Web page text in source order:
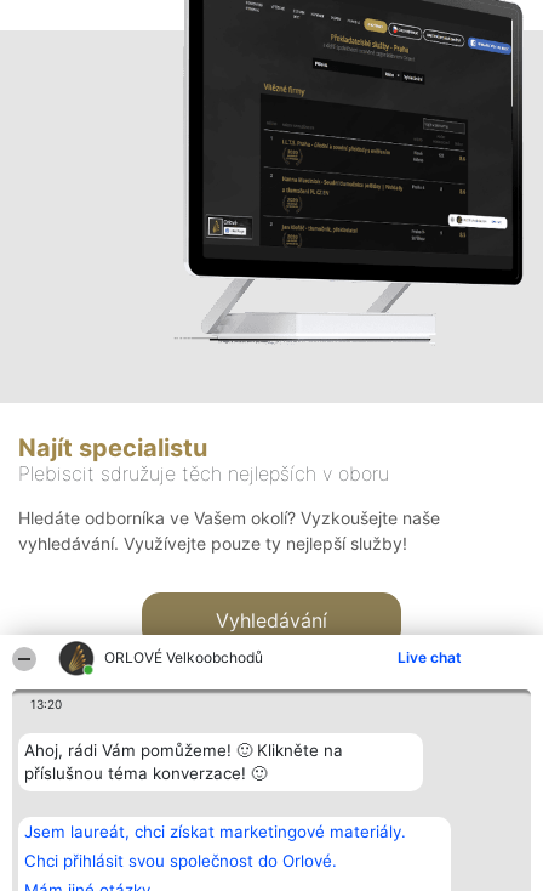
ORLOVÉ Velkoobchodů Live chat
13:20
Ahoj, rádi Vám pomůžeme! 🙂 Klikněte na
příslušnou téma konverzace! 🙂
Jsem laureát, chci získat marketingové materiály.
Chci přihlásit svou společnost do Orlové.
Najít specialistu
Plebiscit sdružuje těch nejlepších v oboru
Hledáte odborníka ve Vašem okolí? Vyzkoušejte naše
vyhledávání. Využívejte pouze ty nejlepší služby!
Vyhledávání
Bright Side Solutions sp. z o.
o. sp. k.
ul. Ruska 22
Wrocław 50-079
Vítězové
Seznam všech
laureátů
Zásady
Kontakt